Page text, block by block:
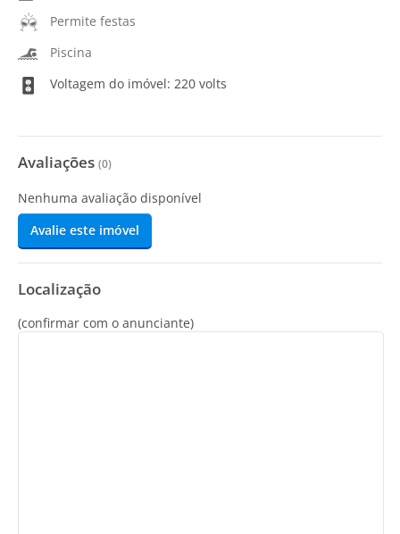
Permite festas
Piscina
Voltagem do imóvel: 220 volts
Avaliações (0)
Nenhuma avaliação disponível
Avalie este imóvel
Localização
(confirmar com o anunciante)